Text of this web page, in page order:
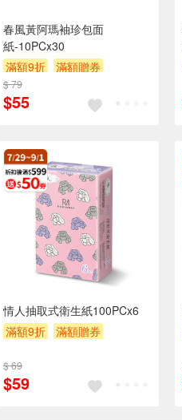
春風黃阿瑪袖珍包面
紙-10PCx30
滿額9折
滿額贈券
贈$200
$ 79
$55
情人抽取式衛生紙100PCx6
滿額9折
滿額贈券
$ 69
$59